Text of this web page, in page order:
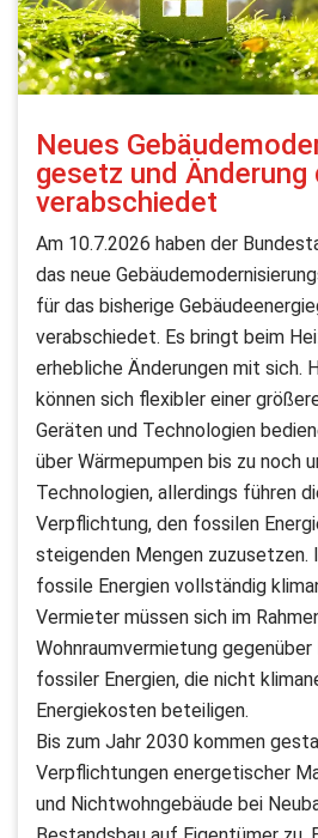
Neues
gesetz und Änderung
verabschiedet
Am 10.7.2026 haben der
das neue
für das bisherige
verabschiedet. Es bringt beim
erhebliche Änderungen mit sich.
können sich flexibler einer
Geräten und Technologien
über Wärmepumpen bis zu noch
Technologien, allerdings führen
Verpflichtung, den fossilen
steigenden Mengen zuzusetzen.
fossile Energien vollständig
Vermieter müssen sich im
Wohnraumvermietung
fossiler Energien, die nicht
Energiekosten beteiligen.
Bis zum Jahr 2030 kommen
Verpflichtungen energetischer
und Nichtwohngebäude bei